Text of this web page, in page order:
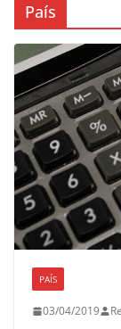
País
PAÍS
03/04/2019